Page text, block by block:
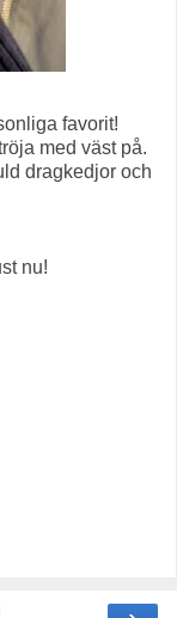
favorit!
med väst på.
dragkedjor och
nu!